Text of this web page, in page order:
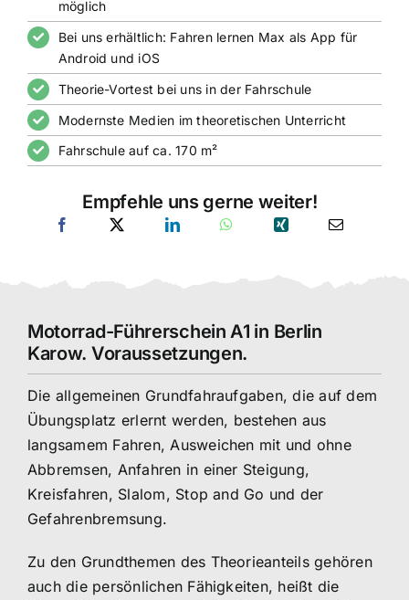
möglich
Bei uns erhältlich: Fahren lernen Max als App für
Android und iOS
Theorie-Vortest bei uns in der Fahrschule
Modernste Medien im theoretischen Unterricht
Fahrschule auf ca. 170 m²
Empfehle uns gerne weiter!
Motorrad-Führerschein A1 in Berlin
Karow. Voraussetzungen.
Die allgemeinen Grundfahraufgaben, die auf dem
Übungsplatz erlernt werden, bestehen aus
langsamem Fahren, Ausweichen mit und ohne
Abbremsen, Anfahren in einer Steigung,
Kreisfahren, Slalom, Stop and Go und der
Gefahrenbremsung.
Zu den Grundthemen des Theorieanteils gehören
auch die persönlichen Fähigkeiten, heißt die